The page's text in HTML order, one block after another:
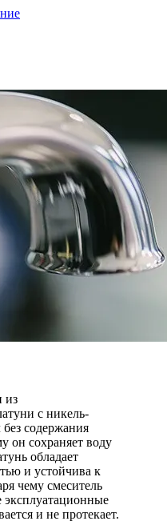
из
с никель-
содержания
он сохраняет воду
обладает
и устойчива к
чему смеситель
и не протекает.